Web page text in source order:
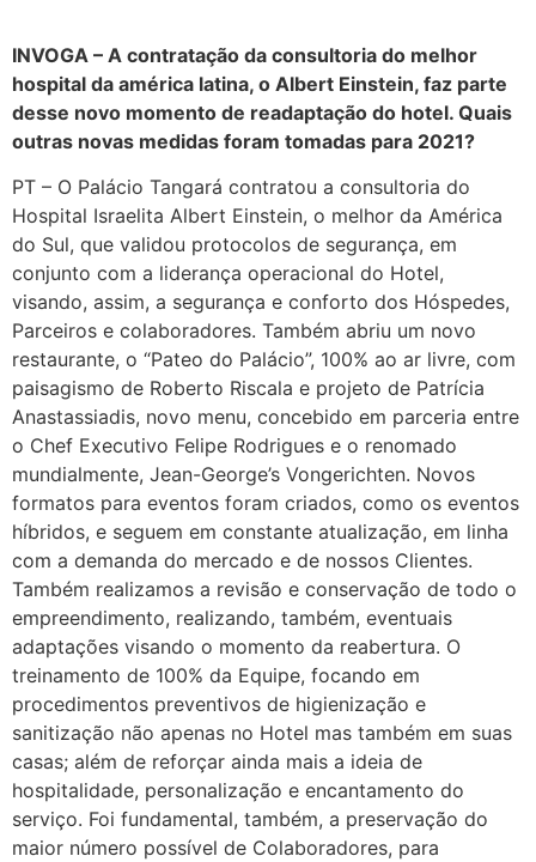
INVOGA – A contratação da consultoria do melhor
hospital da américa latina, o Albert Einstein, faz parte
desse novo momento de readaptação do hotel. Quais
outras novas medidas foram tomadas para 2021?
PT – O Palácio Tangará contratou a consultoria do
Hospital Israelita Albert Einstein, o melhor da América
do Sul, que validou protocolos de segurança, em
conjunto com a liderança operacional do Hotel,
visando, assim, a segurança e conforto dos Hóspedes,
Parceiros e colaboradores. Também abriu um novo
restaurante, o “Pateo do Palácio”, 100% ao ar livre, com
paisagismo de Roberto Riscala e projeto de Patrícia
Anastassiadis, novo menu, concebido em parceria entre
o Chef Executivo Felipe Rodrigues e o renomado
mundialmente, Jean-George’s Vongerichten. Novos
formatos para eventos foram criados, como os eventos
híbridos, e seguem em constante atualização, em linha
com a demanda do mercado e de nossos Clientes.
Também realizamos a revisão e conservação de todo o
empreendimento, realizando, também, eventuais
adaptações visando o momento da reabertura. O
treinamento de 100% da Equipe, focando em
procedimentos preventivos de higienização e
sanitização não apenas no Hotel mas também em suas
casas; além de reforçar ainda mais a ideia de
hospitalidade, personalização e encantamento do
serviço. Foi fundamental, também, a preservação do
maior número possível de Colaboradores, para